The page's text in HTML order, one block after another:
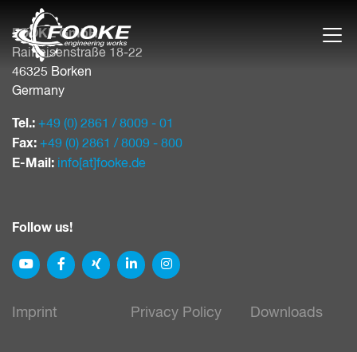
FOOKE GmbH
Raiffeisenstraße 18-22
46325 Borken
Germany
Tel.: +49 (0) 2861 / 8009 - 01
Fax: +49 (0) 2861 / 8009 - 800
E-Mail: info[at]​fooke.de
Follow us!
Imprint Privacy Policy Downloads